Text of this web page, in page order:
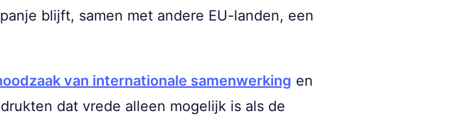
blijft, samen met andere EU-landen, een
van internationale samenwerking en
dat vrede alleen mogelijk is als de